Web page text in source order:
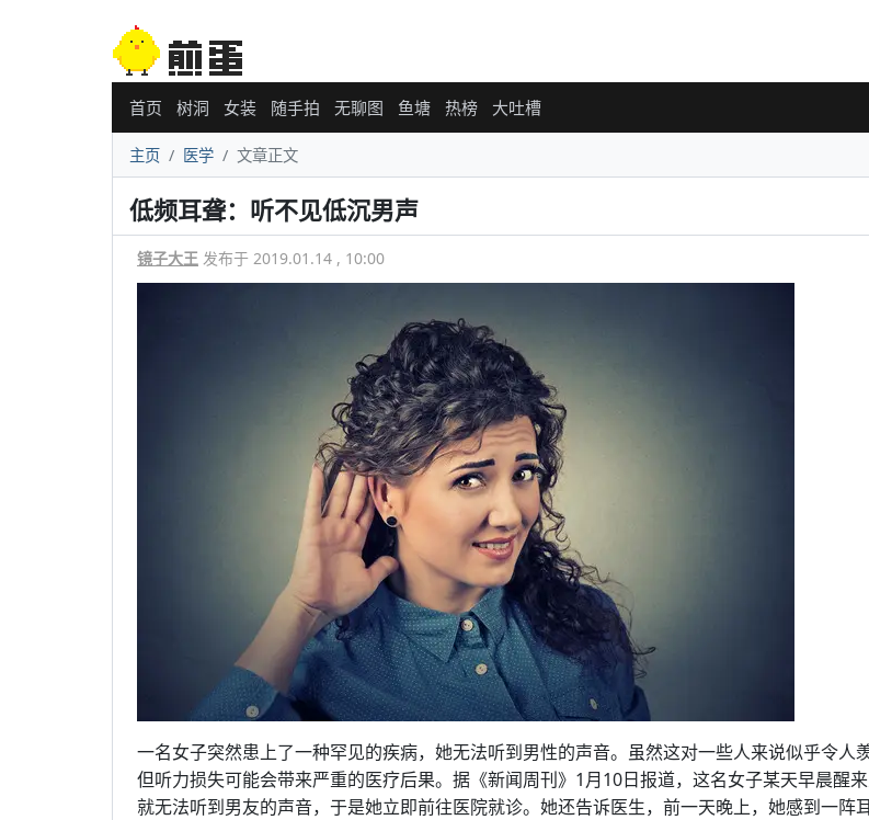
首页 树洞 女装 随手拍 无聊图 鱼塘 热榜 大吐槽
主页 医学 文章正文
低频耳聋：听不见低沉男声
镜子大王 发布于 2019.01.14 , 10:00
一名女子突然患上了一种罕见的疾病，她无法听到男性的声音。虽然这对一些人来说似乎令人羡
但听力损失可能会带来严重的医疗后果。据《新闻周刊》1月10日报道，这名女子某天早晨醒
就无法听到男友的声音，于是她立即前往医院就诊。她还告诉医生，前一天晚上，她感到一阵耳